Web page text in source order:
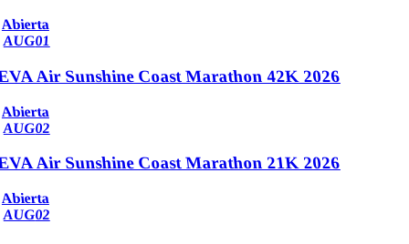
Abierta
AUG01
Air Sunshine Coast Marathon 42K 2026
Abierta
AUG02
Air Sunshine Coast Marathon 21K 2026
Abierta
AUG02